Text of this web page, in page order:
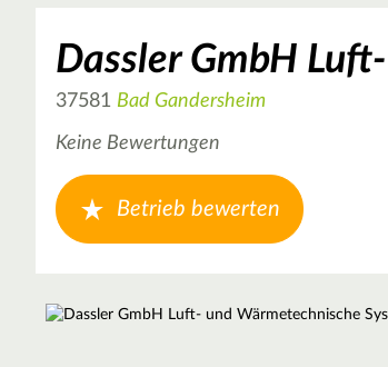
Dassler GmbH
37581 Bad Gandersheim
Keine Bewertungen
Betrieb bewerten